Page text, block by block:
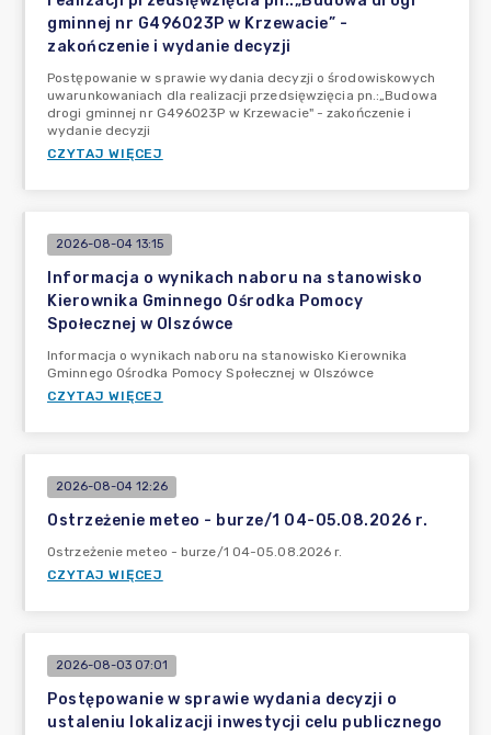
gminnej nr G496023P w Krzewacie” -
zakończenie i wydanie decyzji
Postępowanie w sprawie wydania decyzji o środowiskowych
uwarunkowaniach dla realizacji przedsięwzięcia pn.:„Budowa
drogi gminnej nr G496023P w Krzewacie" - zakończenie i
wydanie decyzji
CZYTAJ WIĘCEJ
2026-08-04 13:15
Informacja o wynikach naboru na stanowisko
Kierownika Gminnego Ośrodka Pomocy
Społecznej w Olszówce
Informacja o wynikach naboru na stanowisko Kierownika
Gminnego Ośrodka Pomocy Społecznej w Olszówce
CZYTAJ WIĘCEJ
2026-08-04 12:26
Ostrzeżenie meteo - burze/1 04-05.08.2026 r.
Ostrzeżenie meteo - burze/1 04-05.08.2026 r.
CZYTAJ WIĘCEJ
2026-08-03 07:01
Postępowanie w sprawie wydania decyzji o
ustaleniu lokalizacji inwestycji celu publicznego